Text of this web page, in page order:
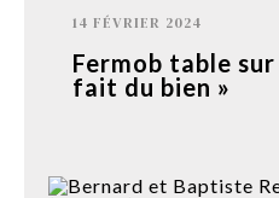
14 FÉVRIER 2024
Fermob table
fait du bien »